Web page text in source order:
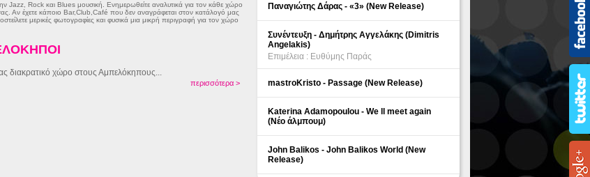
Jazz Rock και Blues μουσική. Ενημερωθείτε αναλυτικά για τον κάθε χώρο
Αν έχετε κάποιο Bar,Club,Café που δεν αναγράφεται στον κατάλογό μας
μερικές φωτογραφίες και φυσικά μια μικρή περιγραφή για τον χώρο
διακρατικό χώρο στους Αμπελόκηπους...
περισσότερα >
Παναγιώτης Δάρας - «3» (New Release)
Συνέντευξη - Δημήτρης Αγγελάκης (Dimitris
Angelakis)
Επιμέλεια : Ευθύμης Παράς
mastroKristo - Passage (New Release)
Katerina Adamopoulou - We ll meet again
(Νέο άλμπουμ)
John Balikos - John Balikos World (New
Release)